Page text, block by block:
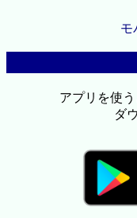
モ
アプリを使
ダ